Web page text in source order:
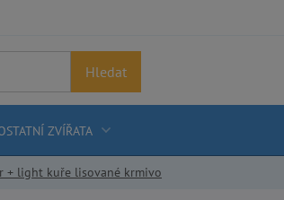
Hledat
ZVÍŘATA
+ light kuře lisované krmivo